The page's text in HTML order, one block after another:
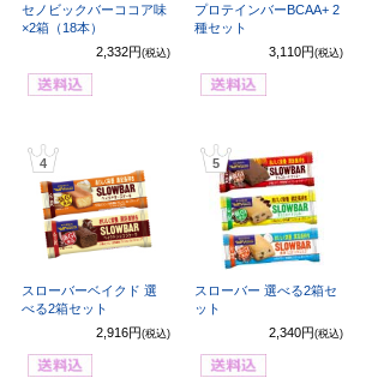
セノビックバーココア味
×2箱（18本）
2,332円 (税込)
プロテインバーBCAA+ 2
種セット
3,110円 (税込)
4
スローバーベイクド 選
べる2箱セット
2,916円 (税込)
5
スローバー 選べる2箱セ
ット
2,340円 (税込)